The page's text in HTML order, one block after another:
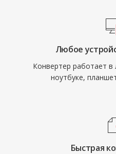
Любое
Конвертер работает
ноутбуке,
Быстрая